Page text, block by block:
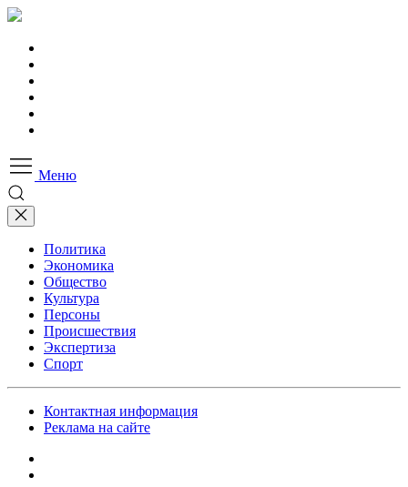
Меню
Политика
Экономика
Общество
Культура
Персоны
Происшествия
Экспертиза
Спорт
Контактная информация
Реклама на сайте